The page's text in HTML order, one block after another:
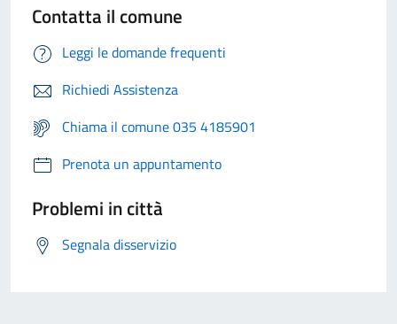
Contatta il comune
Leggi le domande frequenti
Richiedi Assistenza
Chiama il comune 035 4185901
Prenota un appuntamento
Problemi in città
Segnala disservizio